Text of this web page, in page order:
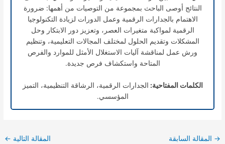
النتائج أوصى الباحث بمجموعة من التوصيات من أهمها: ضرورة
الاهتمام بالجدارات الرقمية وعمل الدورات لزيادة التكنولوجيا
الرقمية لمواكبة متغيرات العصر، وتعزيز دور الابتكار وحل
المشكلات وتقديم الحلول لمختلف المجالات التعليمية، وتنظيم
ورش عمل لمناقشة آليات الاستغلال الأمثل للموارد والفرص
المتاحة واستكشاف فرص جديدة.
الكلمات المفتاحية: الجدارات الرقمية، الرشاقة التنظيمية، التميز
المؤسسي.
→ المقالة السابقة المقالة التالية ←